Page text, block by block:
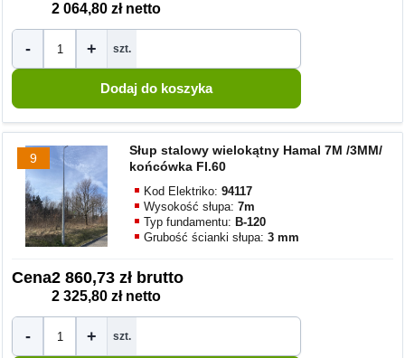
2 064,80 zł netto
- + szt.
9
Słup stalowy wielokątny Hamal 7M /3MM/
końcówka FI.60
Kod Elektriko:94117
Wysokość słupa:7m
Typ fundamentu: B-120
Grubość ścianki słupa:3 mm
Cena2 860,73 zł brutto
2 325,80 zł netto
- + szt.